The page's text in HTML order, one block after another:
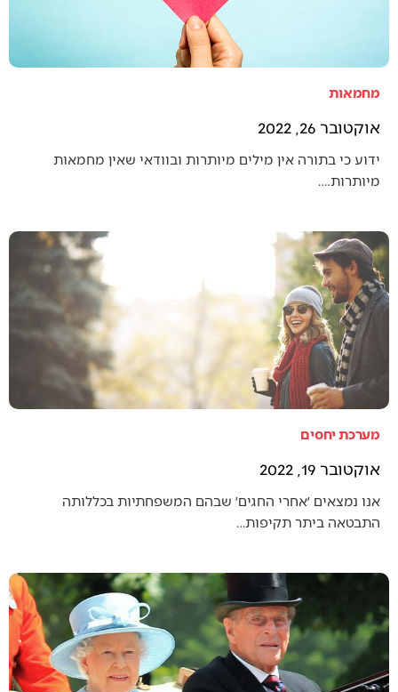
מחמאות
אוקטובר 26, 2022
ידוע כי בתורה אין מילים מיותרות ובוודאי שאין מחמאות
מיותרות.…
מערכת יחסים
אוקטובר 19, 2022
אנו נמצאים ׳אחרי החגים׳ שבהם המשפחתיות בכללותה
התבטאה ביתר תקיפות…